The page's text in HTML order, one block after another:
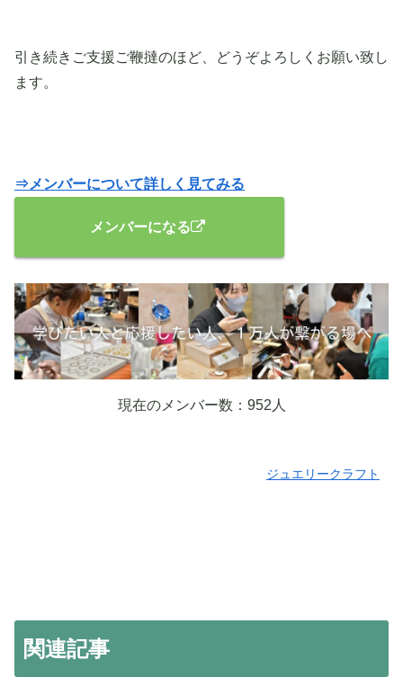
引き続きご支援ご鞭撻のほど、どうぞよろしくお願い致し
ます。
⇒メンバーについて詳しく見てみる
メンバーになる
現在のメンバー数： 952人
ジュエリークラフト
関連記事